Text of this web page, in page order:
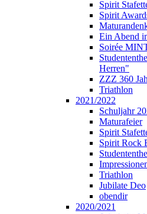
Spirit
Spirit
Ein Abend
Soirée
Herren"
ZZZ 360
Triathlon
2021/2022
Schuljahr
Maturafeier
Spirit
Spirit Rock
Triathlon
Jubilate Deo
obendir
2020/2021